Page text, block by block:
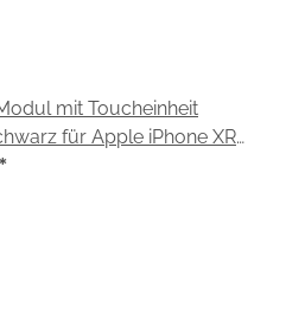
mit Toucheinheit
für Apple iPhone XR
*